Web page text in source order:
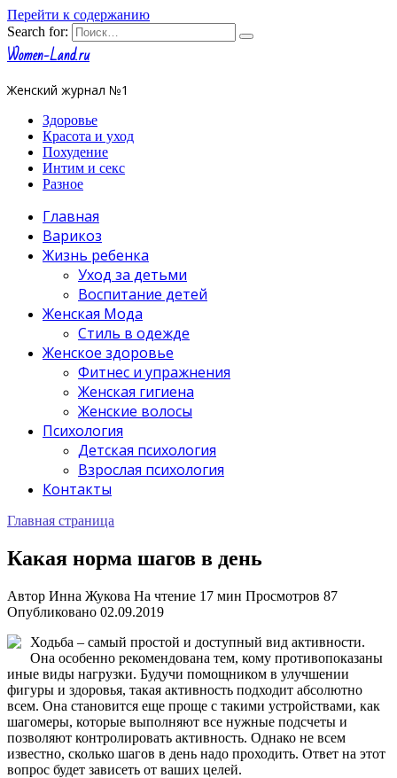
Перейти к содержанию
Search for:
Women-Land.ru
Женский журнал №1
Здоровье
Красота и уход
Похудение
Интим и секс
Разное
Главная
Варикоз
Жизнь ребенка
Уход за детьми
Воспитание детей
Женская Мода
Стиль в одежде
Женское здоровье
Фитнес и упражнения
Женская гигиена
Женские волосы
Психология
Детская психология
Взрослая психология
Контакты
Главная страница
Какая норма шагов в день
Автор Инна Жукова На чтение 17 мин Просмотров 87
Опубликовано 02.09.2019
Ходьба – самый простой и доступный вид активности.
Она особенно рекомендована тем, кому противопоказаны
иные виды нагрузки. Будучи помощником в улучшении
фигуры и здоровья, такая активность подходит абсолютно
всем. Она становится еще проще с такими устройствами, как
шагомеры, которые выполняют все нужные подсчеты и
позволяют контролировать активность. Однако не всем
известно, сколько шагов в день надо проходить. Ответ на этот
вопрос будет зависеть от ваших целей.